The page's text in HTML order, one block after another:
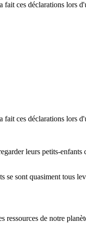
ces déclarations lors
ces déclarations lors
leurs petits-enfants
se sont quasiment tous
de notre